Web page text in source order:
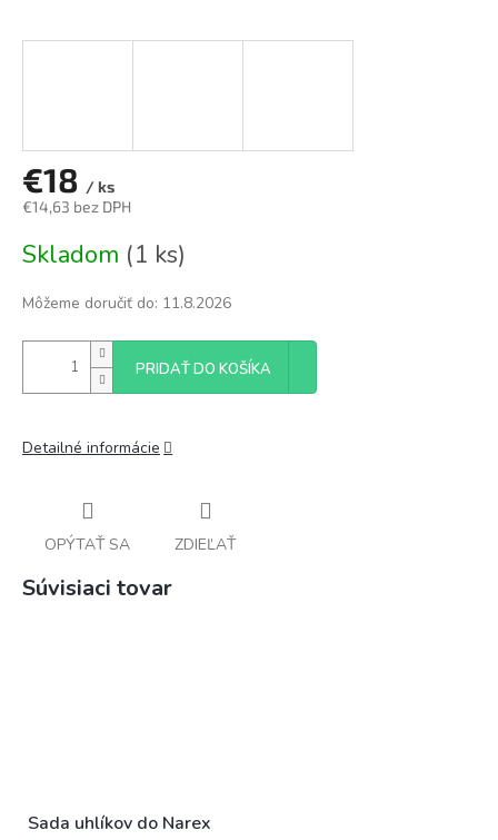
€18 / ks
€14,63 bez DPH
cena:
Skladom (1 ks)
Môžeme doručiť do: 11.8.2026
PRIDAŤ DO KOŠÍKA
Detailné informácie
OPÝTAŤ SA ZDIEĽAŤ
Súvisiaci tovar
Sada uhlíkov do Narex